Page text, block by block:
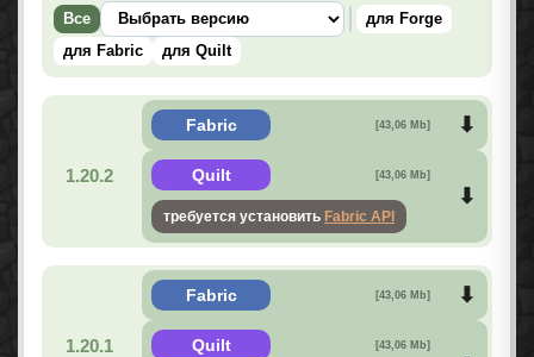
Все
для Forge
для Fabric
для Quilt
1.20.2
Fabric [43,06 Mb]
Quilt [43,06 Mb]
требуется установить Fabric API
1.20.1
Fabric [43,06 Mb]
Quilt [43,06 Mb]